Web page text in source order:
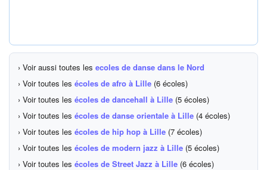
› Voir aussi toutes les ecoles de danse dans le Nord
› Voir toutes les écoles de afro à Lille (6 écoles)
› Voir toutes les écoles de dancehall à Lille (5 écoles)
› Voir toutes les écoles de danse orientale à Lille (4 écoles)
› Voir toutes les écoles de hip hop à Lille (7 écoles)
› Voir toutes les écoles de modern jazz à Lille (5 écoles)
› Voir toutes les écoles de Street Jazz à Lille (6 écoles)